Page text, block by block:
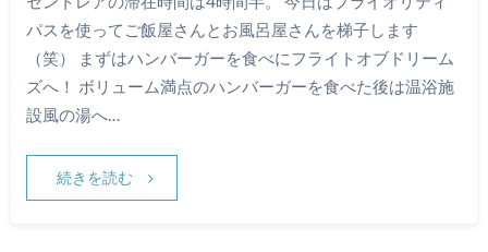
パスを使ってご飯屋さんとお風呂屋さんを梯子します
（笑） まずはハンバーガーを食べにフライトオブドリーム
ズへ！ ボリューム満点のハンバーガーを食べた後は温浴施
設風の湯へ…
続きを読む